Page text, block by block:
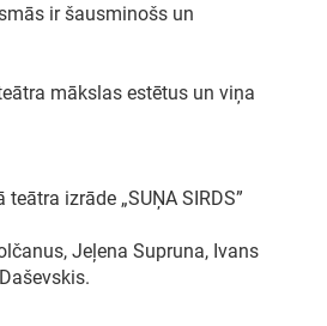
ir šausminošs un
mākslas estētus un viņa
izrāde „SUŅA SIRDS”
Jeļena Supruna, Ivans